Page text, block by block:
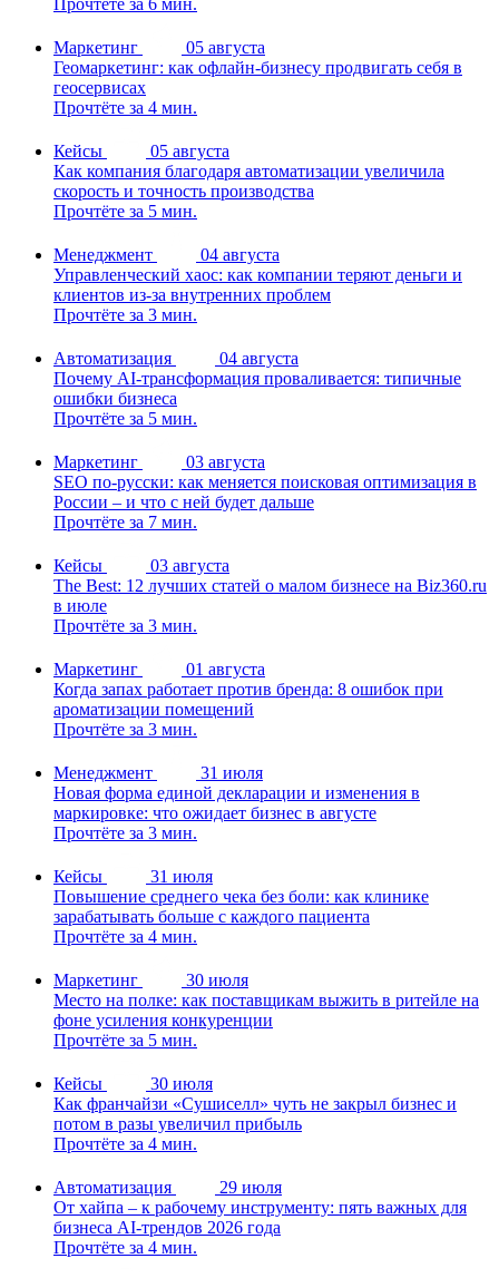
Прочтёте за 6 мин.
Маркетинг
05 августа
Геомаркетинг: как офлайн-бизнесу продвигать себя в
геосервисах
Прочтёте за 4 мин.
Кейсы
05 августа
Как компания благодаря автоматизации увеличила
скорость и точность производства
Прочтёте за 5 мин.
Менеджмент
04 августа
Управленческий хаос: как компании теряют деньги и
клиентов из-за внутренних проблем
Прочтёте за 3 мин.
Автоматизация
04 августа
Почему AI-трансформация проваливается: типичные
ошибки бизнеса
Прочтёте за 5 мин.
Маркетинг
03 августа
SEO по-русски: как меняется поисковая оптимизация в
России – и что с ней будет дальше
Прочтёте за 7 мин.
Кейсы
03 августа
The Best: 12 лучших статей о малом бизнесе на Biz360.ru
в июле
Прочтёте за 3 мин.
Маркетинг
01 августа
Когда запах работает против бренда: 8 ошибок при
ароматизации помещений
Прочтёте за 3 мин.
Менеджмент
31 июля
Новая форма единой декларации и изменения в
маркировке: что ожидает бизнес в августе
Прочтёте за 3 мин.
Кейсы
31 июля
Повышение среднего чека без боли: как клинике
зарабатывать больше с каждого пациента
Прочтёте за 4 мин.
Маркетинг
30 июля
Место на полке: как поставщикам выжить в ритейле на
фоне усиления конкуренции
Прочтёте за 5 мин.
Кейсы
30 июля
Как франчайзи «Сушиселл» чуть не закрыл бизнес и
потом в разы увеличил прибыль
Прочтёте за 4 мин.
Автоматизация
29 июля
От хайпа – к рабочему инструменту: пять важных для
бизнеса AI-трендов 2026 года
Прочтёте за 4 мин.